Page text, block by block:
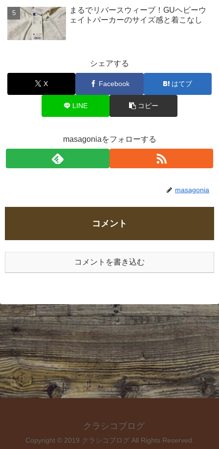
まるでリバースウィーブ！GUヘビーウ
ェイトパーカーのサイズ感と着こなし
シェアする
X Facebook はてブ
LINE コピー
masagoniaをフォローする
masagonia
コメント
コメントを書き込む
クラシコブログ
Copyright © 2019 クラシコブログ All Rights Reserved.